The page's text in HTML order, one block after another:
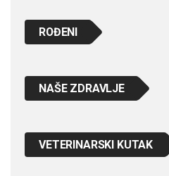
ROĐENI
NAŠE ZDRAVLJE
VETERINARSKI KUTAK